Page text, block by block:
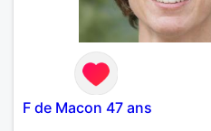
F de Macon 47 ans